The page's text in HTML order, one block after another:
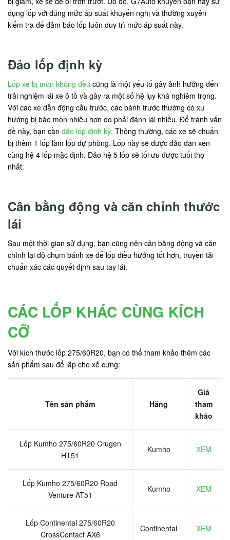
dụng lốp với đúng mức áp suất khuyến nghị và thường xuyên
kiểm tra để đảm báo lốp luôn duy trì mức áp suất này.
Đảo lốp định kỳ
Lốp xe bị mòn không đều cũng là một yếu tố gây ảnh hưởng đến
trải nghiệm lái xe ô tô và gây ra một số hệ lụy khá nghiêm trọng.
Với các xe dẫn động cầu trước, các bánh trước thường có xu
hướng bị bào mòn nhiều hơn do phải đánh lái nhiều. Để tránh vấn
đề này, bạn cần đảo lốp định kỳ. Thông thường, các xe sẽ chuẩn
bị thêm 1 lốp làm lốp dự phòng. Lốp này sẽ được đảo đan xen
cùng hệ 4 lốp mặc định. Đảo hệ 5 lốp sẽ tối ưu được tuổi thọ
nhất.
Cân bằng động và căn chỉnh thước
lái
Sau một thời gian sử dụng, bạn cũng nên cân bằng động và căn
chỉnh lại độ chụm bánh xe để lốp điều hướng tốt hơn, truyền tải
chuẩn xác các quyết định sau tay lái.
CÁC LỐP KHÁC CÙNG KÍCH
CỠ
Với kích thước lốp 275/60R20, bạn có thể tham khảo thêm các
sản phẩm sau để lắp cho xế cưng:
Tên sản phẩm Hãng
Giá
tham
khảo
Lốp Kumho 275/60R20 Crugen
HT51
Kumho XEM
Lốp Kumho 275/60R20 Road
Venture AT51
Kumho XEM
Lốp Continental 275/60R20
CrossContact AX6
Continental XEM